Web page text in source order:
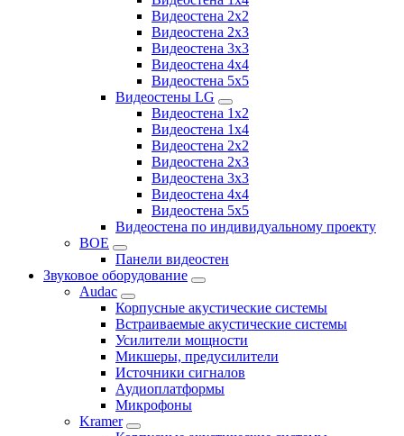
Видеостена 2x2
Видеостена 2х3
Видеостена 3x3
Видеостена 4x4
Видеостена 5x5
Видеостены LG
Видеостена 1x2
Видеостена 1x4
Видеостена 2x2
Видеостена 2x3
Видеостена 3x3
Видеостена 4x4
Видеостена 5x5
Видеостена по индивидуальному проекту
BOE
Панели видеостен
Звуковое оборудование
Audac
Корпусные акустические системы
Встраиваемые акустические системы
Усилители мощности
Микшеры, предусилители
Источники сигналов
Аудиоплатформы
Микрофоны
Kramer